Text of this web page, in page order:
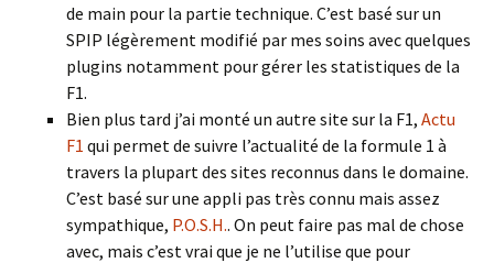
de main pour la partie technique. C’est basé sur un
SPIP légèrement modifié par mes soins avec quelques
plugins notamment pour gérer les statistiques de la
F1.
Bien plus tard j’ai monté un autre site sur la F1, Actu
F1 qui permet de suivre l’actualité de la formule 1 à
travers la plupart des sites reconnus dans le domaine.
C’est basé sur une appli pas très connu mais assez
sympathique, P.O.S.H.. On peut faire pas mal de chose
avec, mais c’est vrai que je ne l’utilise que pour